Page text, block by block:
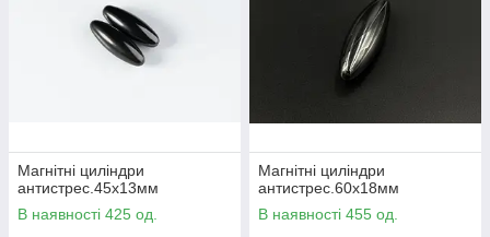
Магнітні циліндри
антистрес.45х13мм
В наявності 425 од.
Магнітні циліндри
антистрес.60х18мм
В наявності 455 од.